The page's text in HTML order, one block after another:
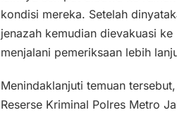
kondisi mereka. Setelah
jenazah kemudian dievakuasi
menjalani pemeriksaan lebih
Menindaklanjuti temuan
Reserse Kriminal Polres Metro